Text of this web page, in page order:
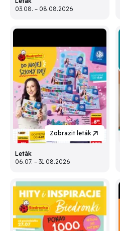
03.08. – 08.08.2026
Zobrazit leták
Leták
06.07. – 31.08.2026